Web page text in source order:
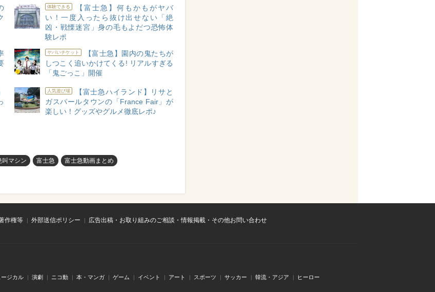
体験できる
【富士急】何もかもがヤバ
い！一度入ったら抜け出せない「絶
凶・戦慄迷宮」身の毛もよだつ恐怖体
験レポ
ヤバいチケット
【富士急】園内の鬼たちが
しつこく追いかけてくる! リアルすぎる
「鬼ごっこ」開催
人気遊び場
【富士急ハイランド】リサと
ガスパールタウンの「France Fair」が
楽しい！グッズやグルメ徹底レポ♪
叫マシン 富士急 富士急動画まとめ
作権等 外部送信ポリシー
広告出稿・お取り組みのご相談・情報掲載・その他お問い合わせ
ジカル 演劇 ニコ動 本・マンガ ゲーム イベント アート スポーツ サッカー 韓流・アジア ヒーロー